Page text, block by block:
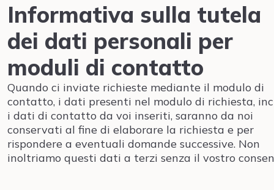
Informativa sulla tutela
dei dati personali per
moduli di contatto
Quando ci inviate richieste mediante il modulo di
contatto, i dati presenti nel modulo di richiesta,
i dati di contatto da voi inseriti, saranno da noi
conservati al fine di elaborare la richiesta e per
rispondere a eventuali domande successive. Non
inoltriamo questi dati a terzi senza il vostro